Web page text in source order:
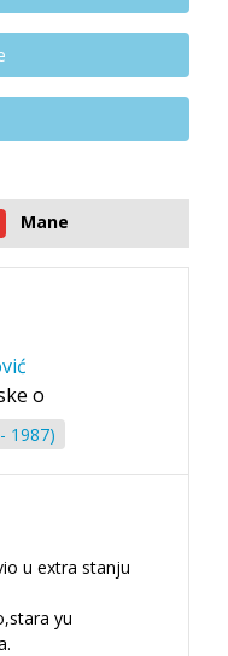
Mane
o
1987)
u extra stanju
yu